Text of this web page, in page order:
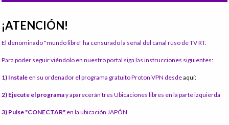
¡ATENCIÓN!
El denominado "mundo libre" ha censurado la señal del canal ruso de TV RT.
Para poder seguir viéndolo en nuestro portal siga las instrucciones siguientes:
1) Instale en su ordenador el programa gratuito Proton VPN desdeaquí:
2) Ejecute el programay aparecerán tres Ubicaciones libres en la parte izquierda
3) Pulse "CONECTAR" en la ubicación JAPÓN